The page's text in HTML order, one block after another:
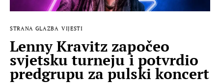
FILM
MUSIC BOX
STRANA GLAZBA VIJESTI
Lenny Kravitz započeo
svjetsku turneju i potvrdio
predgrupu za pulski koncert